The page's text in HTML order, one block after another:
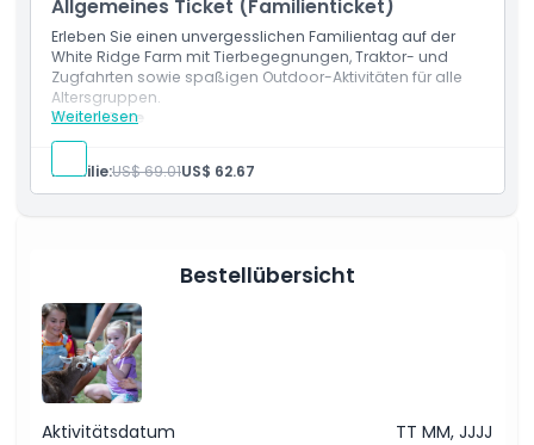
Ausschlüsse
Öffnungszeiten
Dinge, die Sie wissen sollten
Wie man dorthin gelangt
Stornierungsbedingungen
Familienfreundliche Outdoor-Bauernhofaktivitäten
Allgemeines Ticket (Familienticket)
Erleben Sie einen unvergesslichen Familientag auf der
White Ridge Farm mit Tierbegegnungen, Traktor- und
Zugfahrten sowie spaßigen Outdoor-Aktivitäten für alle
Altersgruppen.
Weiterlesen
Einschlüsse
Familieneintritt zur White Ridge Farm
Englischsprachige Mitarbeiterunterstützung
Zugang zum Bauernhof mit Tieren und interaktiven
Zugang zum Minigolfplatz
Ideales Bauernhof-Erlebnis für Familien in Brisbane
Familie:US$ 69.01US$ 62.67
Bestellübersicht
Aktivitätsdatum
TT MM, JJJJ